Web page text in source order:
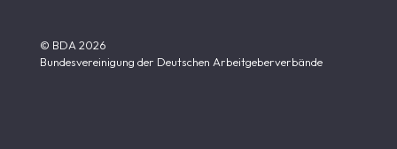
© BDA 2026
Bundesvereinigung der Deutschen Arbeitgeberverbände